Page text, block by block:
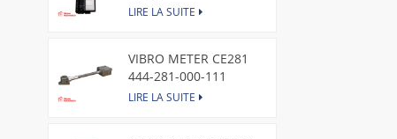
LIRE LA SUITE
VIBRO METER CE281
444-281-000-111
Piezoelectric Pressure
LIRE LA SUITE